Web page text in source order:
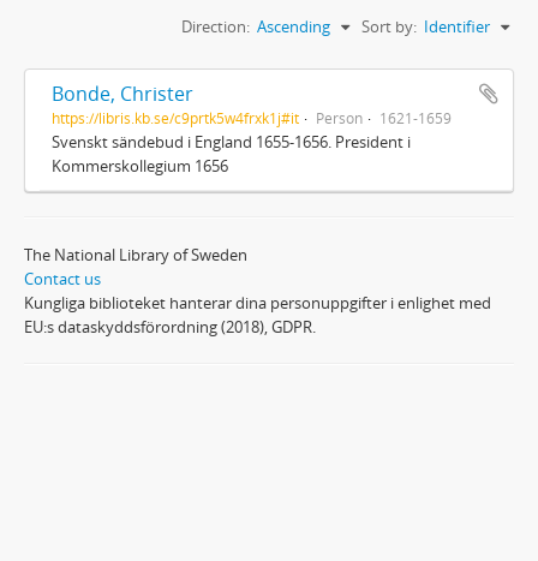
Sort by: Identifier
Direction: Ascending
Bonde, Christer
https://libris.kb.se/c9prtk5w4frxk1j#it Person 1621-1659
Svenskt sändebud i England 1655-1656. President i
Kommerskollegium 1656
The National Library of Sweden
Contact us
Kungliga biblioteket hanterar dina personuppgifter i enlighet med
EU:s dataskyddsförordning (2018), GDPR.